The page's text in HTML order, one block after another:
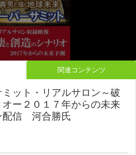
関連コンテンツ
ット・リアルサロン～破
ー２０１７年からの未来
配信 河合勝氏